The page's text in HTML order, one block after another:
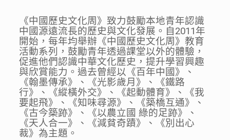
《中國歷史文化周》致力鼓勵本地青年認識
中國源遠流長的歷史與文化發展。自2011年
開始，每年均舉辦《中國歷史文化周》教育
活動系列，鼓勵青年透過課堂以外的體驗，
促進他們認識中華文化歷史，提升學習興趣
與欣賞能力。過去曾經以《百年中國》、
《翰墨傳承》、《光影歲月》、《鐵路
行》、《縱橫外交》、《起動體育》、《我
要起飛》、《知味尋源》、《築橋互通》、
《古今築跡》、《以農立國 綠的足跡》、
《天人合一》、《減貧奇蹟》、《別出心
裁》為主題。